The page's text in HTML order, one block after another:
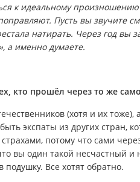
к идеальному
Пусть вы звучите
натирать. Через год вы
а именно думаете.
кто прошёл через то же
(хотя и их
экспаты из других стран,
потому что сами
вы один такой несчастный
подушку. Все хотят обратно.